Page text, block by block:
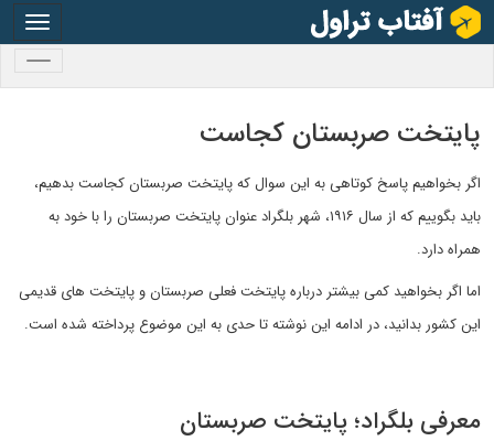
پایتخت صربستان کجاست
اگر بخواهیم پاسخ کوتاهی به این سوال که پایتخت صربستان کجاست بدهیم،
باید بگوییم که از سال ۱۹۱۶، شهر بلگراد عنوان پایتخت صربستان را با خود به
همراه دارد.
اما اگر بخواهید کمی بیشتر درباره پایتخت فعلی صربستان و پایتخت های قدیمی
این کشور بدانید، در ادامه این نوشته تا حدی به این موضوع پرداخته شده است.
معرفی بلگراد؛ پایتخت صربستان